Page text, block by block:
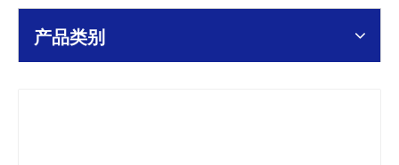
产品类别